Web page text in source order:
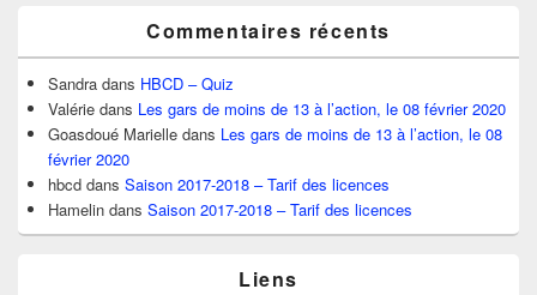
Commentaires récents
Sandra dans HBCD – Quiz
Valérie dans Les gars de moins de 13 à l’action, le 08 février 2020
Goasdoué Marielle dans Les gars de moins de 13 à l’action, le 08
février 2020
hbcd dans Saison 2017-2018 – Tarif des licences
Hamelin dans Saison 2017-2018 – Tarif des licences
Liens